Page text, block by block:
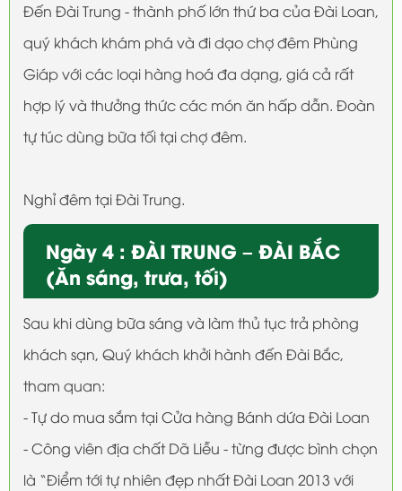
Đến Đài Trung - thành phố lớn thứ ba của Đài Loan,
quý khách khám phá và đi dạo chợ đêm Phùng
Giáp với các loại hàng hoá đa dạng, giá cả rất
hợp lý và thưởng thức các món ăn hấp dẫn. Đoàn
tự túc dùng bữa tối tại chợ đêm.
Nghỉ đêm tại Đài Trung.
Ngày 4 : ĐÀI TRUNG – ĐÀI BẮC
(Ăn sáng, trưa, tối)
Sau khi dùng bữa sáng và làm thủ tục trả phòng
khách sạn, Quý khách khởi hành đến Đài Bắc,
tham quan:
- Tự do mua sắm tại Cửa hàng Bánh dứa Đài Loan
- Công viên địa chất Dã Liễu - từng được bình chọn
là “Điểm tới tự nhiên đẹp nhất Đài Loan 2013 với